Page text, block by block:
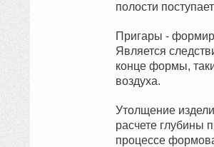
полости
Пригары -
Является
конце формы,
воздуха.
Утолщение
расчете глубины
процессе